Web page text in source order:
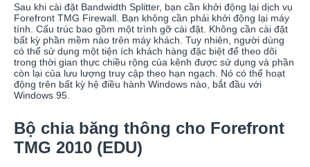
Sau khi cài đặt Bandwidth Splitter, bạn cần khởi động lại dịch vụ
Forefront TMG Firewall. Bạn không cần phải khởi động lại máy
tính. Cấu trúc bao gồm một trình gỡ cài đặt. Không cần cài đặt
bất kỳ phần mềm nào trên máy khách. Tuy nhiên, người dùng
có thể sử dụng một tiện ích khách hàng đặc biệt để theo dõi
trong thời gian thực chiều rộng của kênh được sử dụng và phần
còn lại của lưu lượng truy cập theo hạn ngạch. Nó có thể hoạt
động trên bất kỳ hệ điều hành Windows nào, bắt đầu với
Windows 95.
Bộ chia băng thông cho Forefront
TMG 2010 (EDU)